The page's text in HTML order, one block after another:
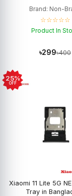
Brand: Non-
☆☆☆☆☆
Product In
৳299৳400
25%
OFF
Xiaomi 11 Lite 5G NE SIM Card
Tray in